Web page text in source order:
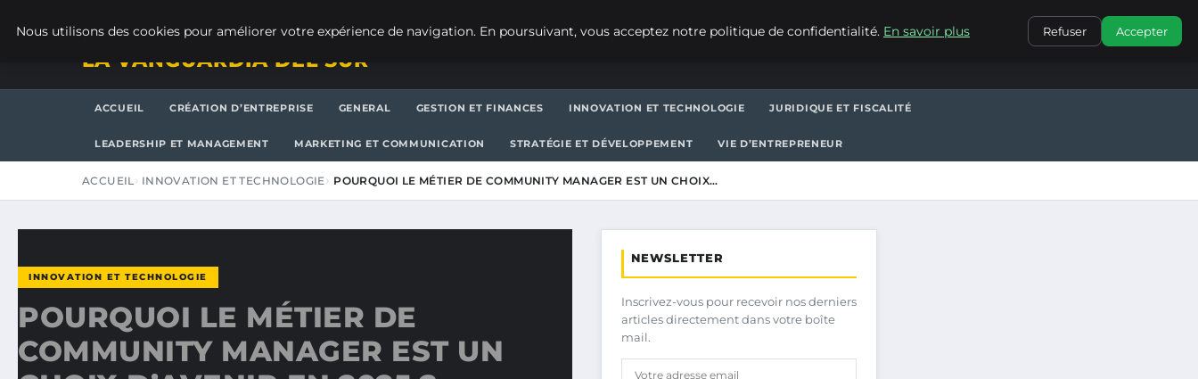
CONTACT
LA VANGUARDIA DEL SUR
ACCUEIL CRÉATION D’ENTREPRISE GENERAL GESTION ET FINANCES INNOVATION ET TECHNOLOGIE JURIDIQUE ET FISCALITÉ
LEADERSHIP ET MANAGEMENT MARKETING ET COMMUNICATION STRATÉGIE ET DÉVELOPPEMENT VIE D’ENTREPRENEUR
ACCUEIL INNOVATION ET TECHNOLOGIE POURQUOI LE MÉTIER DE COMMUNITY MANAGER EST UN CHOIX…
INNOVATION ET TECHNOLOGIE
POURQUOI LE MÉTIER DE
COMMUNITY MANAGER EST UN
NEWSLETTER
Inscrivez-vous pour recevoir nos derniers
articles directement dans votre boîte
mail.
Nous utilisons des cookies pour améliorer votre expérience de navigation. En poursuivant, vous acceptez notre politique de confidentialité. En savoir plus Refuser Accepter